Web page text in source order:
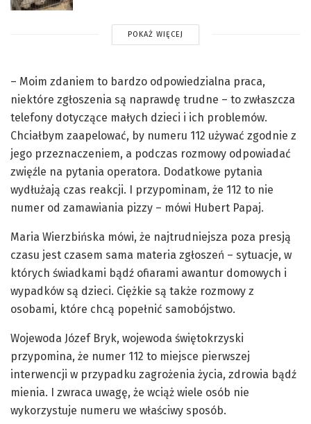
POKAŻ WIĘCEJ
– Moim zdaniem to bardzo odpowiedzialna praca,
niektóre zgłoszenia są naprawdę trudne – to zwłaszcza
telefony dotyczące małych dzieci i ich problemów.
Chciałbym zaapelować, by numeru 112 używać zgodnie z
jego przeznaczeniem, a podczas rozmowy odpowiadać
zwięźle na pytania operatora. Dodatkowe pytania
wydłużają czas reakcji. I przypominam, że 112 to nie
numer od zamawiania pizzy – mówi Hubert Papaj.
Maria Wierzbińska mówi, że najtrudniejsza poza presją
czasu jest czasem sama materia zgłoszeń – sytuacje, w
których świadkami bądź ofiarami awantur domowych i
wypadków są dzieci. Ciężkie są także rozmowy z
osobami, które chcą popełnić samobójstwo.
Wojewoda Józef Bryk, wojewoda świętokrzyski
przypomina, że numer 112 to miejsce pierwszej
interwencji w przypadku zagrożenia życia, zdrowia bądź
mienia. I zwraca uwagę, że wciąż wiele osób nie
wykorzystuje numeru we właściwy sposób.